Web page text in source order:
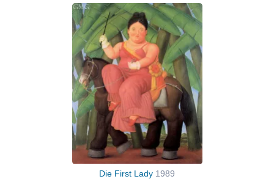
Die First Lady 1989